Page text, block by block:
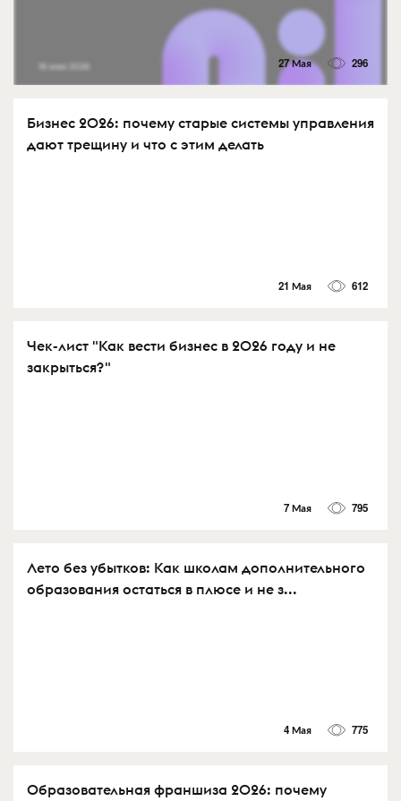
27 Мая 296
Бизнес 2026: почему старые системы управления
дают трещину и что с этим делать
21 Мая 612
Чек-лист "Как вести бизнес в 2026 году и не
закрыться?"
7 Мая 795
Лето без убытков: Как школам дополнительного
образования остаться в плюсе и не з...
4 Мая 775
Образовательная франшиза 2026: почему